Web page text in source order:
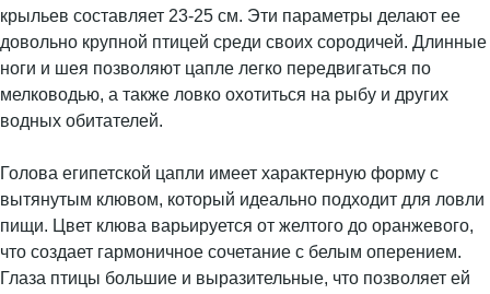
крыльев составляет 23-25 см. Эти параметры делают ее
довольно крупной птицей среди своих сородичей. Длинные
ноги и шея позволяют цапле легко передвигаться по
мелководью, а также ловко охотиться на рыбу и других
водных обитателей.
Голова египетской цапли имеет характерную форму с
вытянутым клювом, который идеально подходит для ловли
пищи. Цвет клюва варьируется от желтого до оранжевого,
что создает гармоничное сочетание с белым оперением.
Глаза птицы большие и выразительные, что позволяет ей